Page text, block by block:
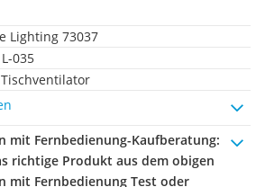
Lighting 73037
035
mit Fernbedienung-Kaufberatung:
richtige Produkt aus dem obigen
mit Fernbedienung Test oder